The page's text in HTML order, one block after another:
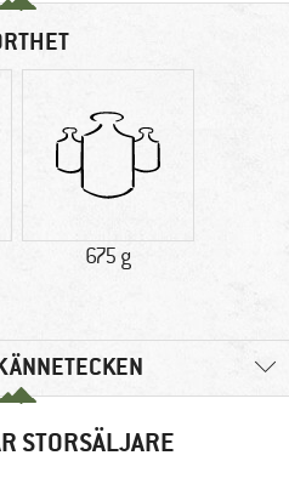
675 g
STORSÄLJARE